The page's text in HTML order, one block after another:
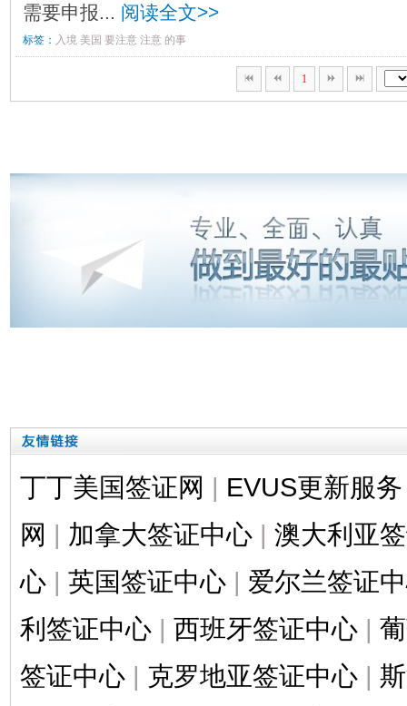
需要申报... 阅读全文>>
标签： 入境 美国 要注意 注意 的事
1
丁丁美国签证网 | EVUS更新服务
网 | 加拿大签证中心 | 澳大利亚
心 | 英国签证中心 | 爱尔兰签证
利签证中心 | 西班牙签证中心 |
签证中心 | 克罗地亚签证中心 |